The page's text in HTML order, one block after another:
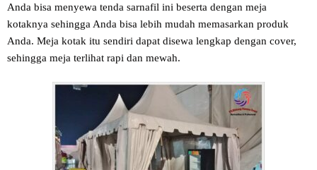
Anda bisa menyewa tenda sarnafil ini beserta dengan meja
kotaknya sehingga Anda bisa lebih mudah memasarkan produk
Anda. Meja kotak itu sendiri dapat disewa lengkap dengan cover,
sehingga meja terlihat rapi dan mewah.